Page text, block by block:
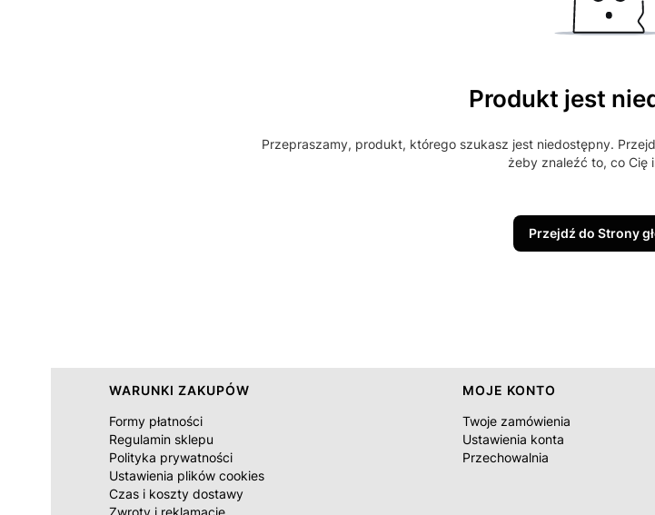
Produkt jest
Przepraszamy, produkt, którego szukasz jest niedostępny.
żeby znaleźć to, co Cię
Przejdź do Strony
Linki w stopce
WARUNKI ZAKUPÓW
Formy płatności
Regulamin sklepu
Polityka prywatności
Ustawienia plików cookies
Czas i koszty dostawy
Zwroty i reklamacje
MOJE KONTO
Twoje zamówienia
Ustawienia konta
Przechowalnia